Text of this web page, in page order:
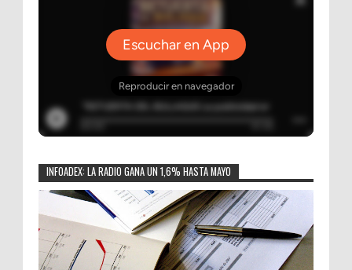
INFOADEX: LA RADIO GANA UN 1,6% HASTA MAYO